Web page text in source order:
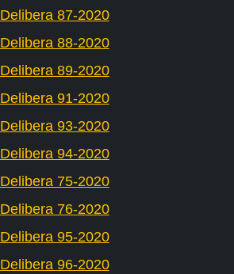
Delibera 87-2020
Delibera 88-2020
Delibera 89-2020
Delibera 91-2020
Delibera 93-2020
Delibera 94-2020
Delibera 75-2020
Delibera 76-2020
Delibera 95-2020
Delibera 96-2020